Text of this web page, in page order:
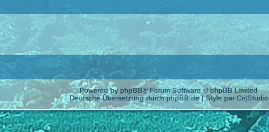
Powered by phpBB® Forum Software © phpBB Limited
Deutsche Übersetzung durchphpBB.de| Style par Cri|Studio